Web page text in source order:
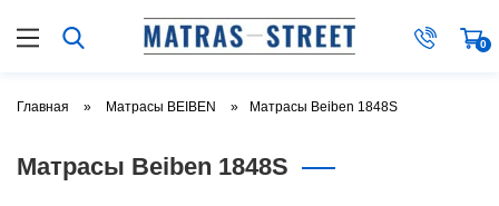
0
Главная Матрасы BEIBEN Матрасы Beiben 1848S
Матрасы Beiben 1848S